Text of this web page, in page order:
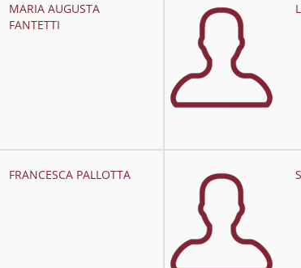
MARIA AUGUSTA
FANTETTI
FRANCESCA PALLOTTA